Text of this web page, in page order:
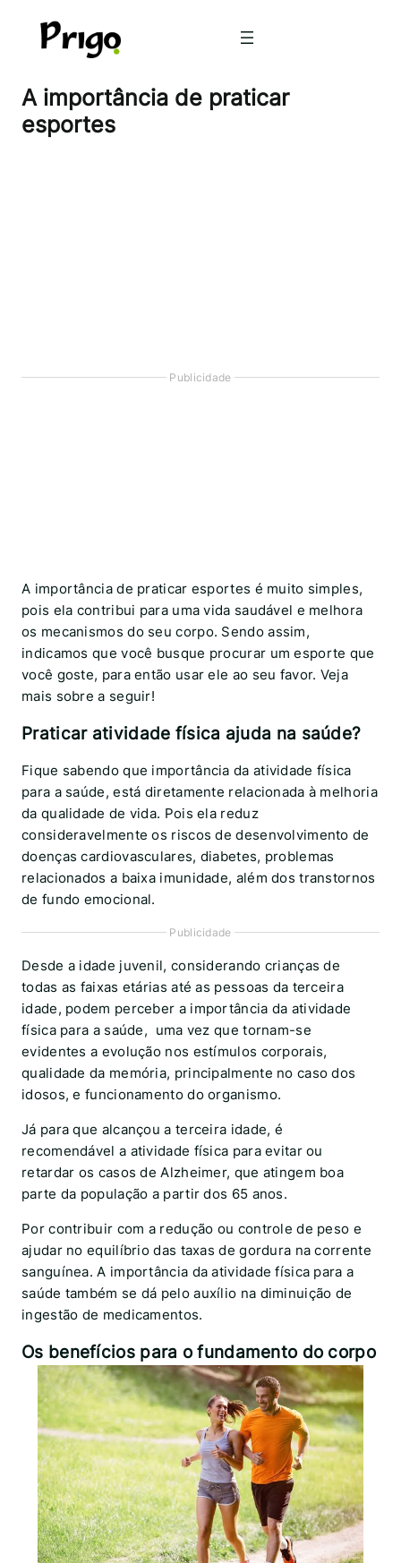
A importância de praticar
esportes
Publicidade
A importância de praticar esportes é muito simples,
pois ela contribui para uma vida saudável e melhora
os mecanismos do seu corpo. Sendo assim,
indicamos que você busque procurar um esporte que
você goste, para então usar ele ao seu favor. Veja
mais sobre a seguir!
Praticar atividade física ajuda na saúde?
Fique sabendo que importância da atividade física
para a saúde, está diretamente relacionada à melhoria
da qualidade de vida. Pois ela reduz
consideravelmente os riscos de desenvolvimento de
doenças cardiovasculares, diabetes, problemas
relacionados a baixa imunidade, além dos transtornos
de fundo emocional.
Publicidade
Desde a idade juvenil, considerando crianças de
todas as faixas etárias até as pessoas da terceira
idade, podem perceber a importância da atividade
física para a saúde, uma vez que tornam-se
evidentes a evolução nos estímulos corporais,
qualidade da memória, principalmente no caso dos
idosos, e funcionamento do organismo.
Já para que alcançou a terceira idade, é
recomendável a atividade física para evitar ou
retardar os casos de Alzheimer, que atingem boa
parte da população a partir dos 65 anos.
Por contribuir com a redução ou controle de peso e
ajudar no equilíbrio das taxas de gordura na corrente
sanguínea. A importância da atividade física para a
saúde também se dá pelo auxílio na diminuição de
ingestão de medicamentos.
Os benefícios para o fundamento do corpo